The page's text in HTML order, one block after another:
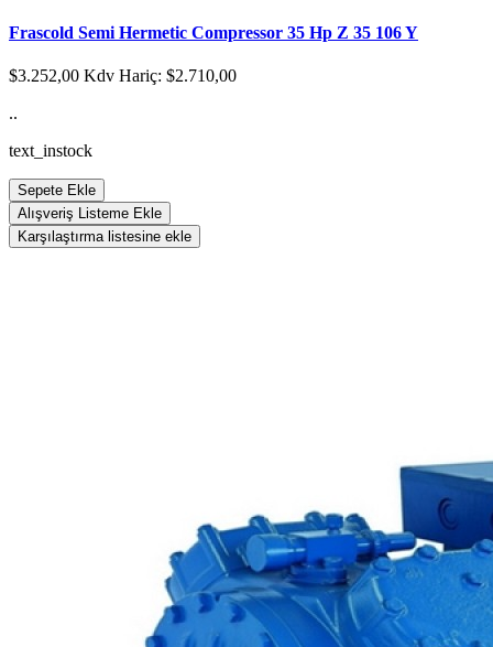
Frascold Semi Hermetic Compressor 35 Hp Z 35 106 Y
$3.252,00 Kdv Hariç: $2.710,00
..
text_instock
Sepete Ekle
Alışveriş Listeme Ekle
Karşılaştırma listesine ekle